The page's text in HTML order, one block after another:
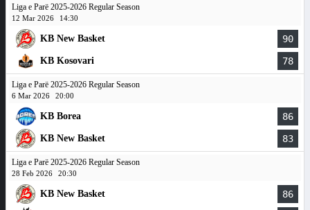
Liga e Parë 2025-2026 Regular Season
12 Mar 2026 14:30
KB New Basket 90
KB Kosovari 78
Liga e Parë 2025-2026 Regular Season
6 Mar 2026 20:00
KB Borea 86
KB New Basket 83
Liga e Parë 2025-2026 Regular Season
28 Feb 2026 20:30
KB New Basket 86